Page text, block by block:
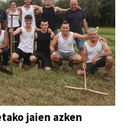
jaien azken